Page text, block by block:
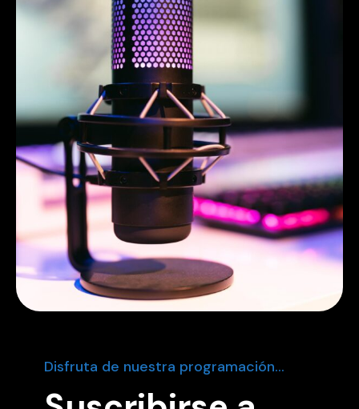
Disfruta de nuestra programación...